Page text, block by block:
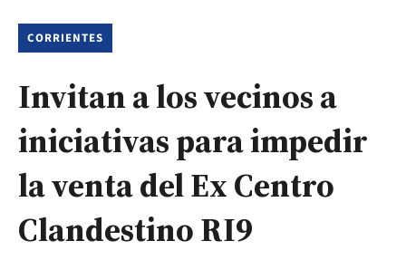
CORRIENTES
Invitan a los vecinos a
iniciativas para impedir
la venta del Ex Centro
Clandestino RI9